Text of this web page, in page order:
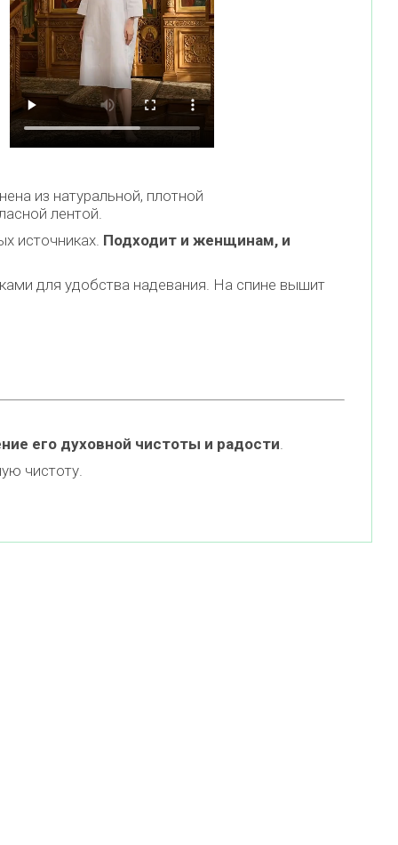
из натуральной, плотной
лентой.
источниках. Подходит и женщинам, и
для удобства надевания. На спине вышит
его духовной чистоты и радости.
чистоту.